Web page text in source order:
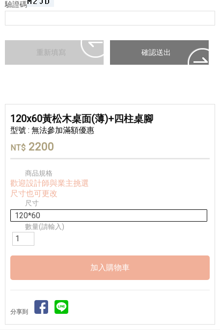
驗證碼
120x60黃松木桌面(薄)+四柱桌腳
型號 : 無法參加滿額優惠
NT$ 2200
商品規格
歡迎設計師與業主挑選
尺寸也可更改
尺寸
120*60
數量(請輸入)
分享到